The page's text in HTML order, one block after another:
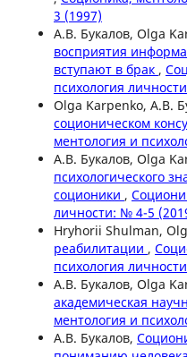
3 (1997)
А.В. Букалов, Olga
восприятия
вступают в брак ,
психология
Olga Karpenko, А.В.
соционическом
ментология и
А.В. Букалов, Olga
психологического
соционики ,
личности: № 4-5
Hryhorii Shulman,
реабилитации ,
психология
А.В. Букалов, Olga
академическая
ментология и
А.В. Букалов,